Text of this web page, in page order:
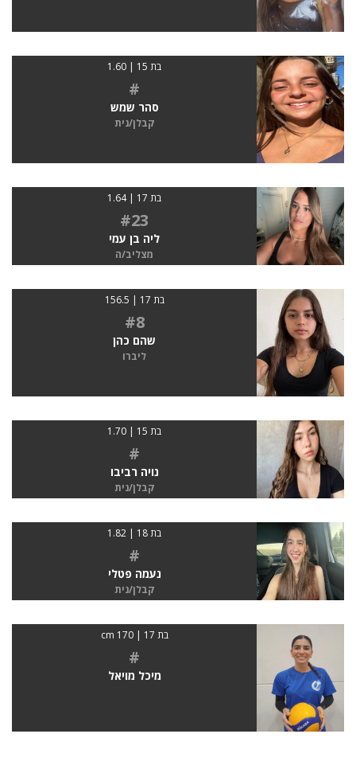
בת 15 | 1.60
#
סהר שמש
קבלן/נית
בת 17 | 1.64
#23
ליה בן עמי
מצליב/ה
בת 17 | 156.5
#8
שהם כהן
ליברו
בת 15 | 1.70
#
נויה רביבו
קבלן/נית
בת 18 | 1.82
#
נעמה פטלי
קבלן/נית
בת 17 | 170 cm
#
מיכל מויאל